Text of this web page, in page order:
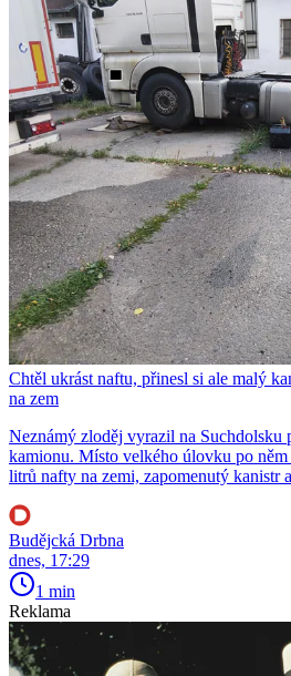
Chtěl ukrást naftu, přinesl si ale malý
na zem
Neznámý zloděj vyrazil na Suchdolsku
kamionu. Místo velkého úlovku po
litrů nafty na zemi, zapomenutý kanistr
Budějcká Drbna
dnes, 17:29
1 min
Reklama